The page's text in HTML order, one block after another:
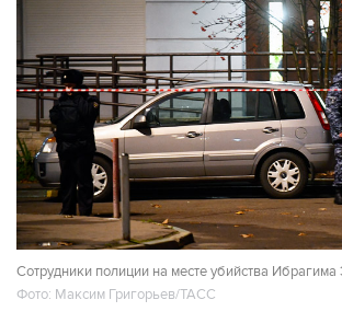
Сотрудники полиции на месте убийства
Фото: Максим Григорьев/ТАСС